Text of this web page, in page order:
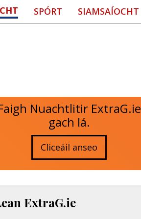
SPÓRT SIAMSAÍOCHT
Nuachtlitir ExtraG.ie
gach lá.
Cliceáil anseo
ExtraG.ie